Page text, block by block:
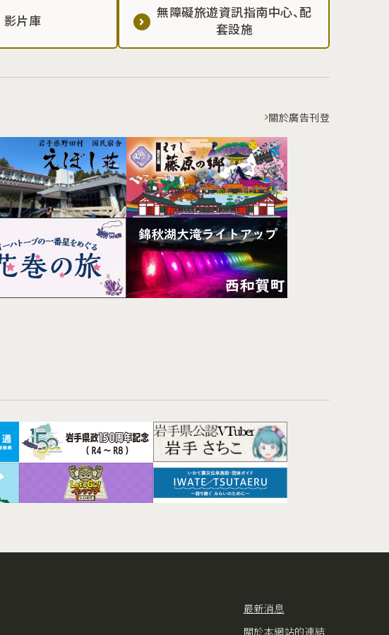
影片庫
無障礙旅遊資訊指南中心、配
套設施
關於廣告刊登
最新消息
關於本網站的連結